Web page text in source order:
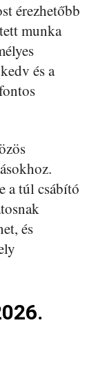
érezhetőbb
munka
és a
a túl csábító
és